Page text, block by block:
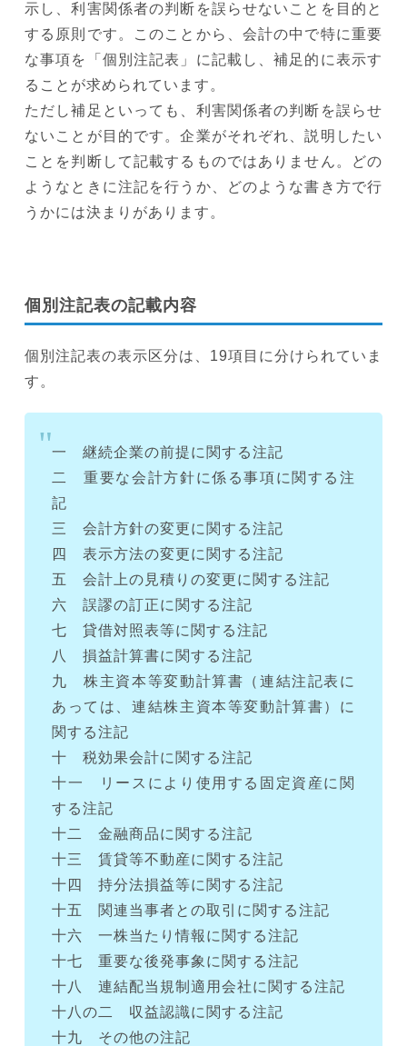
示し、利害関係者の判断を誤らせないことを目的と
する原則です。このことから、会計の中で特に重要
な事項を「個別注記表」に記載し、補足的に表示す
ることが求められています。
ただし補足といっても、利害関係者の判断を誤らせ
ないことが目的です。企業がそれぞれ、説明したい
ことを判断して記載するものではありません。どの
ようなときに注記を行うか、どのような書き方で行
うかには決まりがあります。
個別注記表の記載内容
個別注記表の表示区分は、19項目に分けられていま
す。
一 継続企業の前提に関する注記
二 重要な会計方針に係る事項に関する注
記
三 会計方針の変更に関する注記
四 表示方法の変更に関する注記
五 会計上の見積りの変更に関する注記
六 誤謬の訂正に関する注記
七 貸借対照表等に関する注記
八 損益計算書に関する注記
九 株主資本等変動計算書（連結注記表に
あっては、連結株主資本等変動計算書）に
関する注記
十 税効果会計に関する注記
十一 リースにより使用する固定資産に関
する注記
十二 金融商品に関する注記
十三 賃貸等不動産に関する注記
十四 持分法損益等に関する注記
十五 関連当事者との取引に関する注記
十六 一株当たり情報に関する注記
十七 重要な後発事象に関する注記
十八 連結配当規制適用会社に関する注記
十八の二 収益認識に関する注記
十九 その他の注記